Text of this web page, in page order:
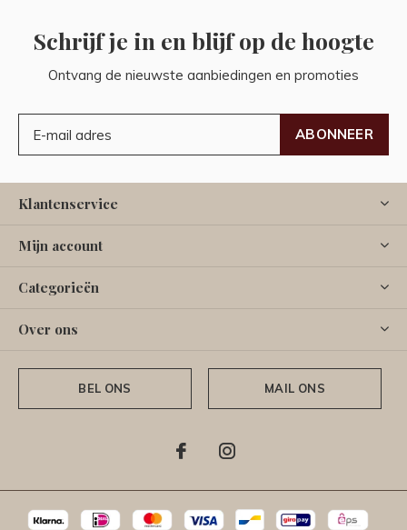
Schrijf je in en blijf op de hoogte
Ontvang de nieuwste aanbiedingen en promoties
ABONNEER
Klantenservice
Mijn account
Categorieën
Over ons
BEL ONS MAIL ONS